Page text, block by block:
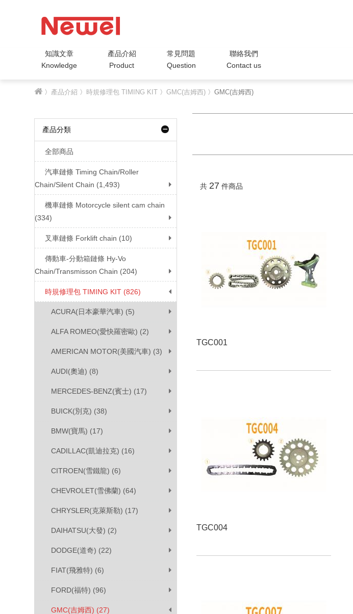
知識文章
Knowledge
產品介紹
Product
常見問題
Question
聯絡我們
Contact us
〉 產品介紹 〉 時規修理包 TIMING KIT 〉GMC(吉姆西) 〉GMC(吉姆西)
產品分類
全部商品
汽車鏈條 Timing Chain/Roller
Chain/Silent Chain (1,493)
機車鏈條 Motorcycle silent cam chain
(334)
叉車鏈條 Forklift chain (10)
傳動車-分動箱鏈條 Hy-Vo
Chain/Transmisson Chain (204)
時規修理包 TIMING KIT (826)
ACURA(日本豪華汽車) (5)
ALFA ROMEO(愛快羅密歐) (2)
AMERICAN MOTOR(美國汽車) (3)
AUDI(奧迪) (8)
MERCEDES-BENZ(賓士) (17)
BUICK(別克) (38)
BMW(寶馬) (17)
CADILLAC(凱迪拉克) (16)
CITROEN(雪鐵龍) (6)
CHEVROLET(雪佛蘭) (64)
CHRYSLER(克萊斯勒) (17)
DAIHATSU(大發) (2)
DODGE(道奇) (22)
FIAT(飛雅特) (6)
FORD(福特) (96)
GMC(吉姆西) (27)
共 27 件商品
TGC001
TGC004